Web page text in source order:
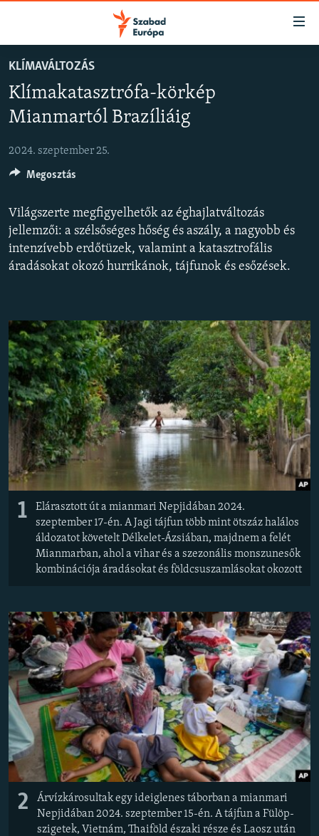
Akadálymentes
Ugrás
oldalra
Ugrás
keresésre
AKTUÁLIS
PODCASTOK
VIDEÓK
ELEMZŐ
NER15
SZABADON
TÁRSADALOM
EURÓPAI UNIÓ
VILÁG
KLÍMAVÁLTOZÁS
A MÚLT TANULSÁGAI
KÖVESSEN MINKET!
Valamennyi RFE/RL weboldal
KLÍMAVÁLTOZÁS
Klímakatasztrófa-körkép
Mianmartól Brazíliáig
2024. szeptember 25.
Világszerte megfigyelhetők az éghajlatváltozás
jellemzői: a szélsőséges hőség és aszály, a nagyobb és
intenzívebb erdőtüzek, valamint a katasztrofális
áradásokat okozó hurrikánok, tájfunok és esőzések.
1
Elárasztott út a mianmari Nepjidában 2024.
szeptember 17-én. A Jagi tájfun több mint ötszáz halálos
áldozatot követelt Délkelet-Ázsiában, majdnem a felét
Mianmarban, ahol a vihar és a szezonális monszunesők
kombinációja áradásokat és földcsuszamlásokat okozott
2
Árvízkárosultak egy ideiglenes táborban a mianmari
Nepjidában 2024. szeptember 15-én. A tájfun a Fülöp-
szigetek, Vietnám, Thaiföld északi része és Laosz után
Megosztás